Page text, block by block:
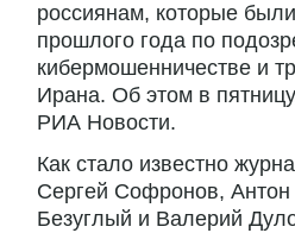
россиянам, которые
прошлого года по
кибермошенничестве и
Ирана. Об этом в
РИА Новости.
Как стало известно
Сергей Софронов,
Безуглый и Валерий